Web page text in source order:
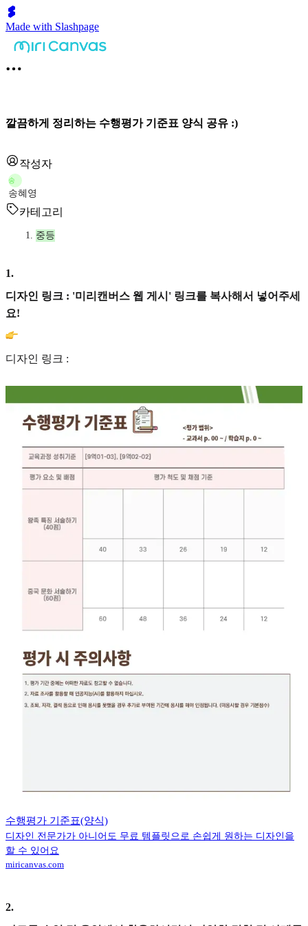
Made with Slashpage
깔끔하게 정리하는 수행평가 기준표 양식 공유 :)
작성자
송
송혜영
카테고리
중등
1.
디자인 링크 : '미리캔버스 웹 게시' 링크를 복사해서 넣어주세
요!
디자인 링크 :
수행평가 기준표(양식)
디자인 전문가가 아니어도 무료 템플릿으로 손쉽게 원하는 디자인을
할 수 있어요
miricanvas.com
2.